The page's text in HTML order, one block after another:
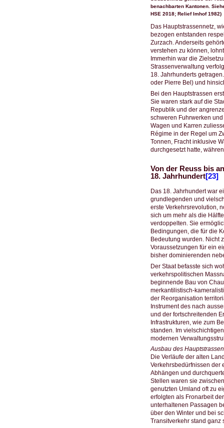
benachbarten Kantonen.
HSE 2018; Relief Imhof 1982)
Das Hauptstrassennetz,
bezogen entstanden
Zurzach. Anderseits
verstehen zu können,
Immerhin war die
Strassenverwaltung
18. Jahrhunderts
oder Pierre Bel) und
Bei den Hauptstrassen
Sie waren stark auf die
Republik und der
schweren Fuhrwerken
Wagen und Karren
Régime in der Regel um
Tonnen, Fracht inklusive
durchgesetzt hatte,
Von der Reuss bis
18. Jahrhundert[23]
Das 18. Jahrhundert war
grundlegenden und
erste Verkehrsrevolution,
sich um mehr als die
verdoppelten. Sie
Bedingungen, die für die
Bedeutung wurden. Nicht
Voraussetzungen für ein
bisher dominierenden
Der Staat befasste sich
verkehrspolitischen
beginnende Bau von
merkantilistisch-
der Reorganisation
Instrument des nach
und der fortschreitenden
Infrastrukturen, wie zum
standen. Im
modernen
Ausbau des
Die Verläufe der alten
Verkehrsbedürfnissen der
Abhängen und
Stellen waren sie
genutzten Umland oft zu
erfolgten als Fronarbeit
unterhaltenen Passagen
über den Winter und bei
Transitverkehr stand ganz